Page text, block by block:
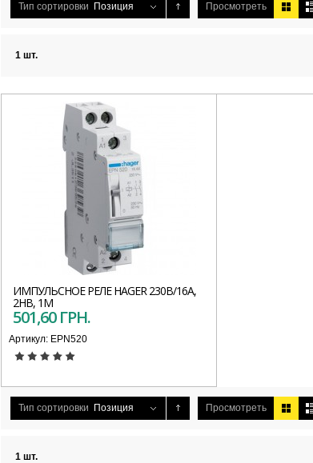
Тип сортировки Позиция Просмотреть
1 шт.
ИМПУЛЬСНОЕ РЕЛЕ HAGER 230В/16А,
2НВ, 1М
501,60 ГРН.
Артикул: EPN520
Тип сортировки Позиция Просмотреть
1 шт.
Купи КУПИТЬ